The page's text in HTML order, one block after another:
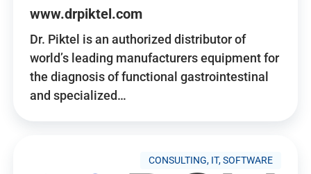
www.drpiktel.com
Dr. Piktel is an authorized distributor of
world’s leading manufacturers equipment for
the diagnosis of functional gastrointestinal
and specialized…
CONSULTING, IT, SOFTWARE